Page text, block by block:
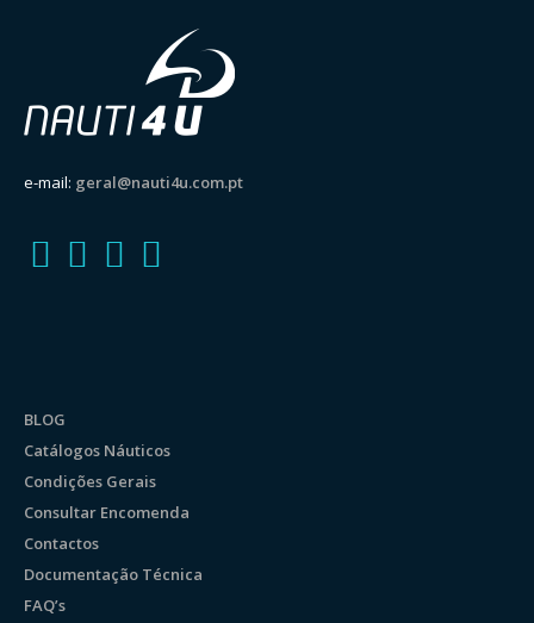
e-mail: geral@nauti4u.com.pt
BLOG
Catálogos Náuticos
Condições Gerais
Consultar Encomenda
Contactos
Documentação Técnica
FAQ’s